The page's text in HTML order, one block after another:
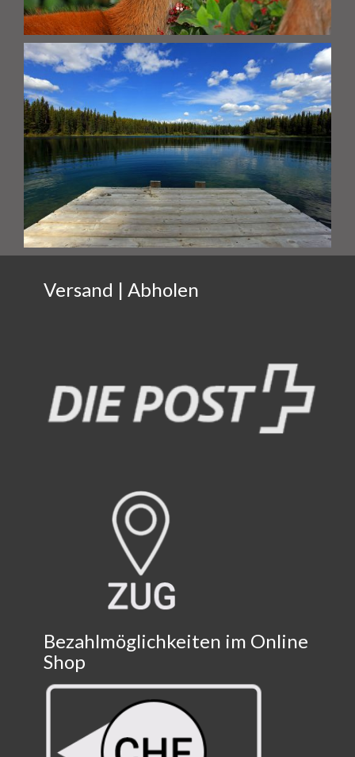
Versand | Abholen
Bezahlmöglichkeiten im Online
Shop